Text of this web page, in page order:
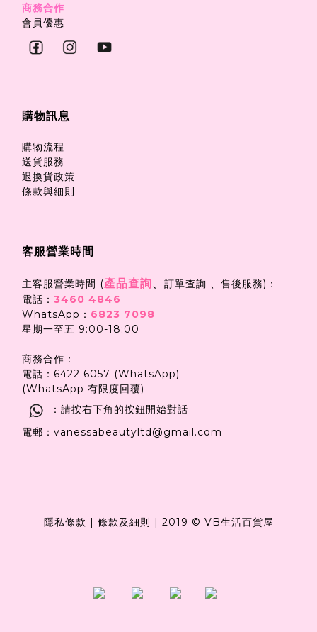
商務合作
會員優惠
購物訊息
購物流程
送貨服務
退換貨政策
條款與細則
客服營業時間
主客服營業時間 (產品查詢
訂單查詢 、售後服務)：
電話： 3460 4846
WhatsApp： 6823 7098
星期一至五 9:00-18:00
商務合作：
電話：6422 6057 (WhatsApp)
(WhatsApp 有限度回覆)
：請按右下角的按鈕開始對話
電郵：vanessabeautyltd@gmail.com
隱私條款 | 條款及細則 | 2019 © VB生活百貨屋